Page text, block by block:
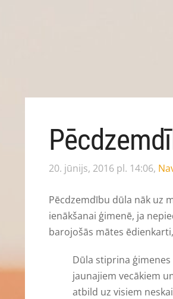
20. jūnijs, 2016 pl. 14:06,
Pēcdzemdību dūla nāk uz
ienākšanai ģimenē, ja
barojošās mātes
Dūla stiprina
jaunajiem vecākiem
atbild uz visiem